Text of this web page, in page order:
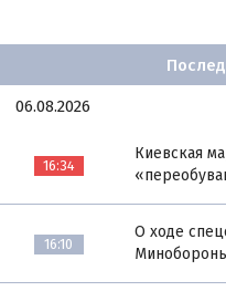
06.08.2026
16:34
Киевская
16:10
О ходе